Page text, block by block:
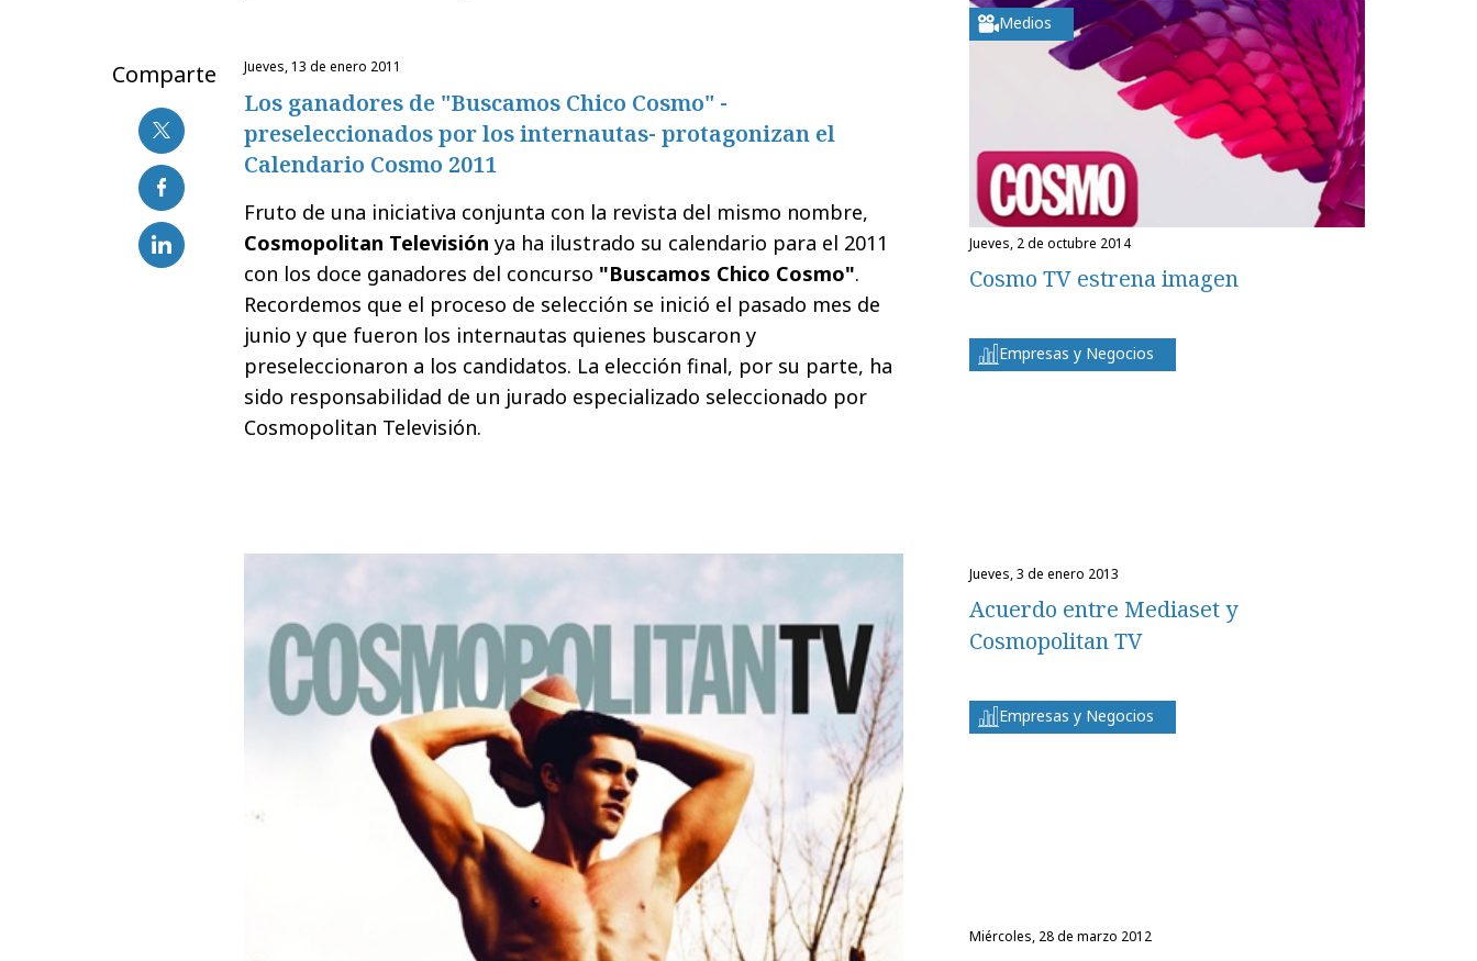
Comparte jueves, 13 de enero 2011
Los ganadores de "Buscamos Chico Cosmo" -
preseleccionados por los internautas- protagonizan el
Calendario Cosmo 2011
Fruto de una iniciativa conjunta con la revista del mismo nombre,
Cosmopolitan Televisión ya ha ilustrado su calendario para el 2011
con los doce ganadores del concurso "Buscamos Chico Cosmo".
Recordemos que el proceso de selección se inició el pasado mes de
junio y que fueron los internautas quienes buscaron y
preseleccionaron a los candidatos. La elección final, por su parte, ha
sido responsabilidad de un jurado especializado seleccionado por
Cosmopolitan Televisión.
Medios
jueves, 2 de octubre 2014
Cosmo TV estrena imagen
Empresas y Negocios
jueves, 3 de enero 2013
Acuerdo entre Mediaset y
Cosmopolitan TV
Empresas y Negocios
miércoles, 28 de marzo 2012